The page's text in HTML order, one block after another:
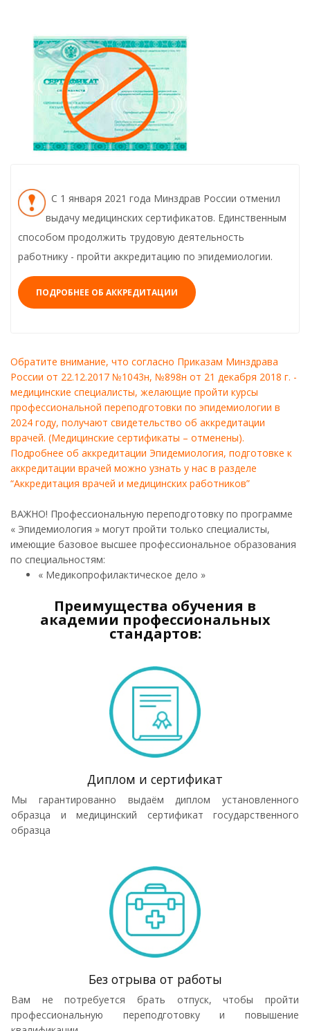
С 1 января 2021 года Минздрав России отменил
выдачу медицинских сертификатов. Единственным
способом продолжить трудовую деятельность
работнику - пройти аккредитацию по эпидемиологии.
ПОДРОБНЕЕ ОБ АККРЕДИТАЦИИ
Обратите внимание, что согласно Приказам Минздрава
России от 22.12.2017 №1043н, №898н от 21 декабря 2018 г. -
медицинские специалисты, желающие пройти курсы
профессиональной переподготовки по эпидемиологии в
2024 году, получают свидетельство об аккредитации
врачей. (Медицинские сертификаты – отменены).
Подробнее об аккредитации Эпидемиология, подготовке к
аккредитации врачей можно узнать у нас в разделе
“Аккредитация врачей и медицинских работников”
ВАЖНО! Профессиональную переподготовку по программе
« Эпидемиология » могут пройти только специалисты,
имеющие базовое высшее профессиональное образования
по специальностям:
« Медикопрофилактическое дело »
Преимущества обучения в
академии профессиональных
стандартов:
Диплом и сертификат
Мы гарантированно выдаём диплом установленного
образца и медицинский сертификат государственного
образца
Без отрыва от работы
Вам не потребуется брать отпуск, чтобы пройти
профессиональную переподготовку и повышение